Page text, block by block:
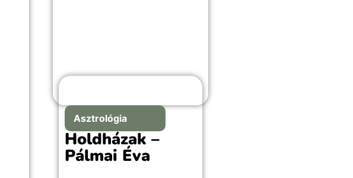
Asztrológia
Holdházak –
Pálmai Éva